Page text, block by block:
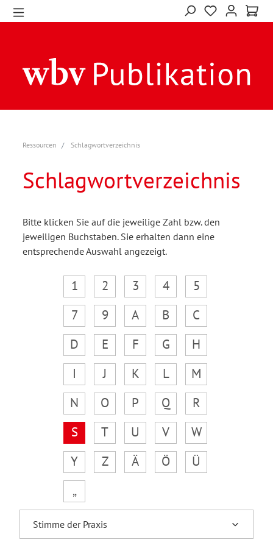
Ressourcen Schlagwortverzeichnis
Schlagwortverzeichnis
Bitte klicken Sie auf die jeweilige Zahl bzw. den
jeweiligen Buchstaben. Sie erhalten dann eine
entsprechende Auswahl angezeigt.
1 2 3 4
5
7
9 A B
C
D
E F G
H
I
J K L
M
N
O P Q
R
S
T U V
W
Y
Z Ä Ö
Ü
„